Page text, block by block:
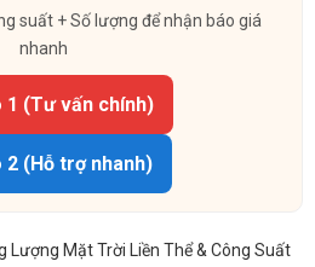
suất + Số lượng để nhận báo giá
nhanh
1 (Tư vấn chính)
2 (Hỗ trợ nhanh)
Lượng Mặt Trời Liền Thể & Công Suất